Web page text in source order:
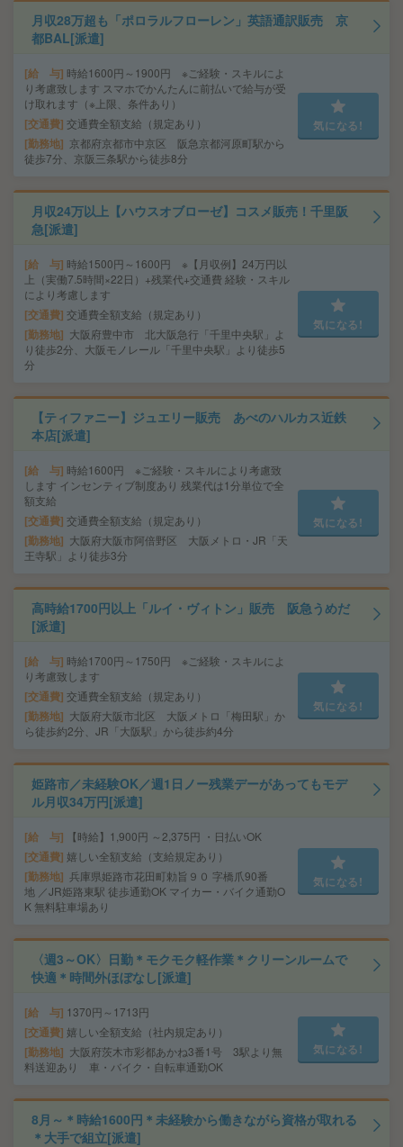
月収28万超も「ポロラルフローレン」英語通訳販売 京
都BAL[派遣]
給 与 時給1600円～1900円 ※ご経験・スキルによ
り考慮致します スマホでかんたんに前払いで給与が受
け取れます（※上限、条件あり）
交通費 交通費全額支給（規定あり）
勤務地
京都府京都市中京区 阪急京都河原町駅から
徒歩7分、京阪三条駅から徒歩8分
気になる!
月収24万以上【ハウスオブローゼ】コスメ販売！千里阪
急[派遣]
給 与 時給1500円～1600円 ※【月収例】24万円以
上（実働7.5時間×22日）+残業代+交通費 経験・スキル
により考慮します
交通費 交通費全額支給（規定あり）
勤務地
大阪府豊中市 北大阪急行「千里中央駅」よ
り徒歩2分、大阪モノレール「千里中央駅」より徒歩5
分
気になる!
【ティファニー】ジュエリー販売 あべのハルカス近鉄
本店[派遣]
給 与 時給1600円 ※ご経験・スキルにより考慮致
します インセンティブ制度あり 残業代は1分単位で全
額支給
交通費 交通費全額支給（規定あり）
勤務地
大阪府大阪市阿倍野区 大阪メトロ・JR「天
王寺駅」より徒歩3分
気になる!
高時給1700円以上「ルイ・ヴィトン」販売 阪急うめだ
[派遣]
給 与 時給1700円～1750円 ※ご経験・スキルによ
り考慮致します
交通費 交通費全額支給（規定あり）
勤務地
大阪府大阪市北区 大阪メトロ「梅田駅」か
ら徒歩約2分、JR「大阪駅」から徒歩約4分
気になる!
姫路市／未経験OK／週1日ノー残業デーがあってもモデ
ル月収34万円[派遣]
給 与 【時給】1,900円 ～2,375円 ・日払いOK
交通費 嬉しい全額支給（支給規定あり）
勤務地 兵庫県姫路市花田町勅旨９０ 字橋爪90番
地 ／JR姫路東駅 徒歩通勤OK マイカー・バイク通勤O
K 無料駐車場あり
気になる!
〈週3～OK〉日勤＊モクモク軽作業＊クリーンルームで
快適＊時間外ほぼなし[派遣]
給 与 1370円～1713円
交通費 嬉しい全額支給（社内規定あり）
勤務地
大阪府茨木市彩都あかね3番1号 3駅より無
料送迎あり 車・バイク・自転車通勤OK
気になる!
8月～＊時給1600円＊未経験から働きながら資格が取れる
＊大手で組立[派遣]